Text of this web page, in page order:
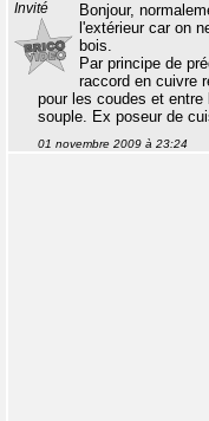
Invité
Bonjour,
l'extérieur car on
bois.
Par principe de
raccord en cuivre
pour les coudes et
souple. Ex poseur de
01 novembre 2009 à 23:24